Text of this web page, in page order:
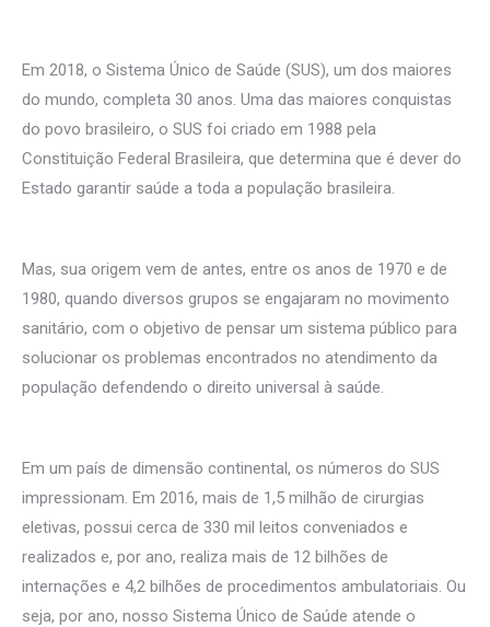
Em 2018, o Sistema Único de Saúde (SUS), um dos maiores
do mundo, completa 30 anos. Uma das maiores conquistas
do povo brasileiro, o SUS foi criado em 1988 pela
Constituição Federal Brasileira, que determina que é dever do
Estado garantir saúde a toda a população brasileira.
Mas, sua origem vem de antes, entre os anos de 1970 e de
1980, quando diversos grupos se engajaram no movimento
sanitário, com o objetivo de pensar um sistema público para
solucionar os problemas encontrados no atendimento da
população defendendo o direito universal à saúde.
Em um país de dimensão continental, os números do SUS
impressionam. Em 2016, mais de 1,5 milhão de cirurgias
eletivas, possui cerca de 330 mil leitos conveniados e
realizados e, por ano, realiza mais de 12 bilhões de
internações e 4,2 bilhões de procedimentos ambulatoriais. Ou
seja, por ano, nosso Sistema Único de Saúde atende o